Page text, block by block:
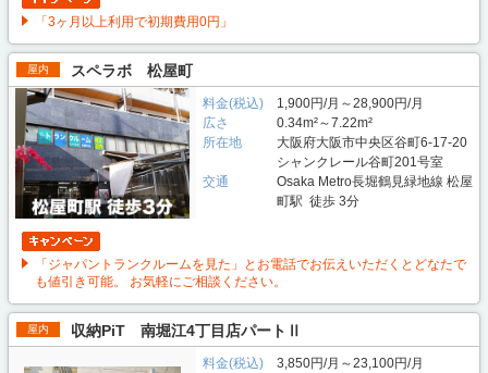
「3ヶ月以上利用で初期費用0円」
屋内 スペラボ 松屋町
料金(税込)
1,900円/月～28,900円/月
広さ
0.34m²～7.22m²
所在地
大阪府大阪市中央区谷町6-17-20
シャンクレール谷町201号室
交通
Osaka Metro長堀鶴見緑地線 松屋
町駅 徒歩 3分
「ジャパントランクルームを見た」とお電話でお伝えいただくとどなたで
も値引き可能。 お気軽にご相談ください。
屋内 収納PiT 南堀江4丁目店パートⅡ
料金(税込)
3,850円/月～23,100円/月